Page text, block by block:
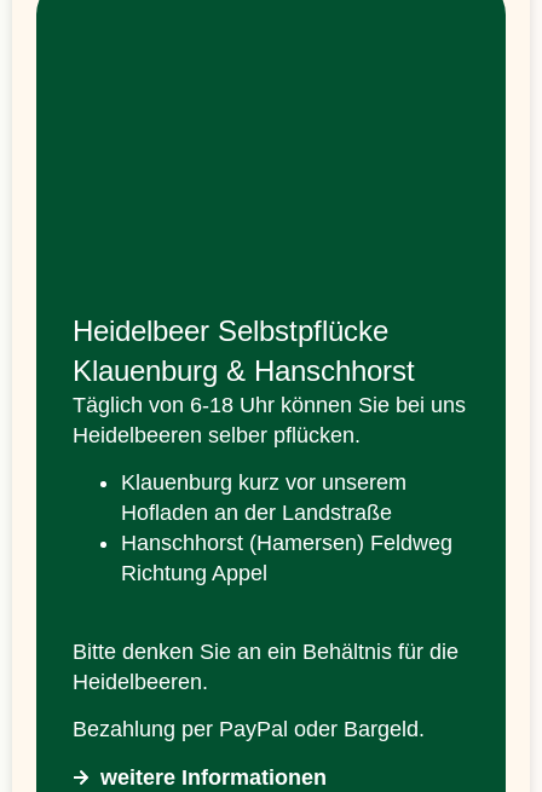
Heidelbeer Selbstpflücke
Klauenburg & Hanschhorst
Täglich von 6-18 Uhr können Sie bei uns
Heidelbeeren selber pflücken.
Klauenburg kurz vor unserem
Hofladen an der Landstraße
Hanschhorst (Hamersen) Feldweg
Richtung Appel
Bitte denken Sie an ein Behältnis für die
Heidelbeeren.
Bezahlung per PayPal oder Bargeld.
weitere Informationen